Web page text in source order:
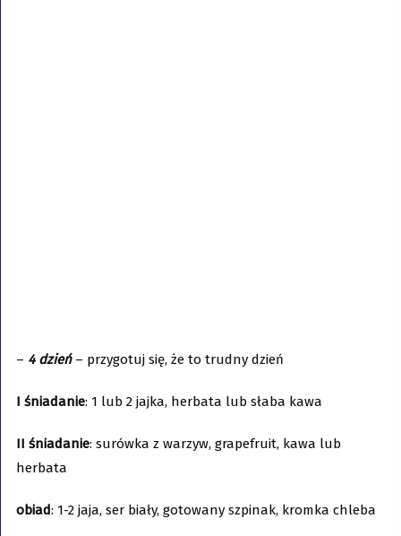
– 4 dzień– przygotuj się, że to trudny dzień
I śniadanie: 1 lub 2 jajka, herbata lub słaba kawa
II śniadanie: surówka z warzyw, grapefruit, kawa lub
herbata
obiad: 1-2 jaja, ser biały, gotowany szpinak, kromka chleba